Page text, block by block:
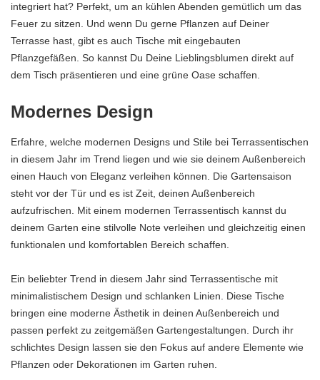
integriert hat? Perfekt, um an kühlen Abenden gemütlich um das
Feuer zu sitzen. Und wenn Du gerne Pflanzen auf Deiner
Terrasse hast, gibt es auch Tische mit eingebauten
Pflanzgefäßen. So kannst Du Deine Lieblingsblumen direkt auf
dem Tisch präsentieren und eine grüne Oase schaffen.
Modernes Design
Erfahre, welche modernen Designs und Stile bei Terrassentischen
in diesem Jahr im Trend liegen und wie sie deinem Außenbereich
einen Hauch von Eleganz verleihen können. Die Gartensaison
steht vor der Tür und es ist Zeit, deinen Außenbereich
aufzufrischen. Mit einem modernen Terrassentisch kannst du
deinem Garten eine stilvolle Note verleihen und gleichzeitig einen
funktionalen und komfortablen Bereich schaffen.
Ein beliebter Trend in diesem Jahr sind Terrassentische mit
minimalistischem Design und schlanken Linien. Diese Tische
bringen eine moderne Ästhetik in deinen Außenbereich und
passen perfekt zu zeitgemäßen Gartengestaltungen. Durch ihr
schlichtes Design lassen sie den Fokus auf andere Elemente wie
Pflanzen oder Dekorationen im Garten ruhen.